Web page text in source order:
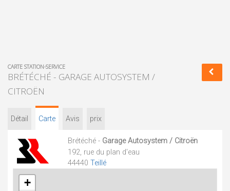
CARTE STATION-SERVICE
BRÉTÉCHÉ - GARAGE AUTOSYSTEM /
CITROËN
Détail Carte Avis prix
Brétéché - Garage Autosystem / Citroën
192, rue du plan d'eau
44440 Teillé
+